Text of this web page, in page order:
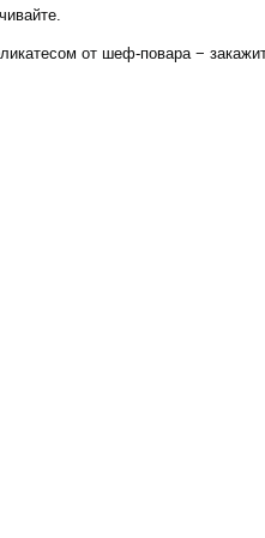
от шеф-повара −